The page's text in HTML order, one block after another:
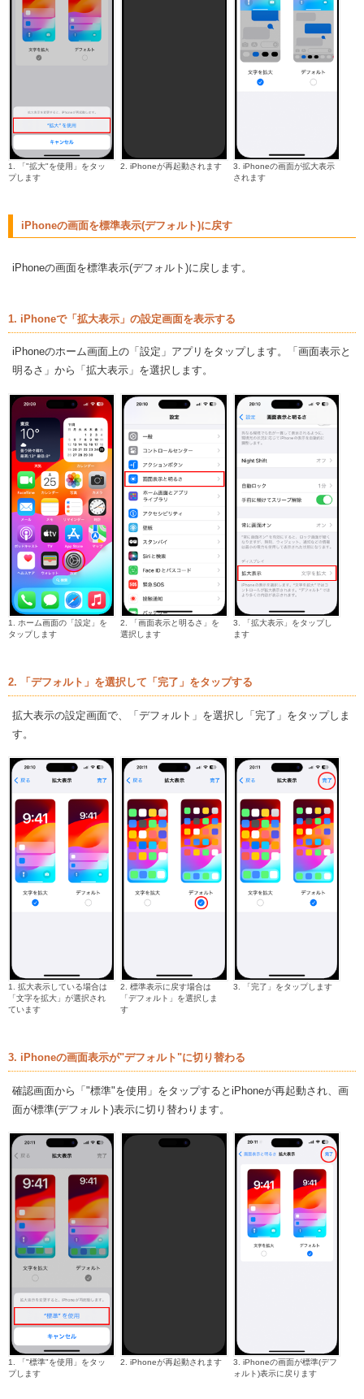
1. 「"拡大"を使用」をタッ
プします
2. iPhoneが再起動されます
3. iPhoneの画面が拡大表示
されます
iPhoneの画面を標準表示(デフォルト)に戻す
iPhoneの画面を標準表示(デフォルト)に戻します。
1. iPhoneで「拡大表示」の設定画面を表示する
iPhoneのホーム画面上の「設定」アプリをタップします。「画面表示と
明るさ」から「拡大表示」を選択します。
1. ホーム画面の「設定」を
タップします
2. 「画面表示と明るさ」を
選択します
3. 「拡大表示」をタップし
ます
2. 「デフォルト」を選択して「完了」をタップする
拡大表示の設定画面で、「デフォルト」を選択し「完了」をタップしま
す。
1. 拡大表示している場合は
「文字を拡大」が選択され
ています
2. 標準表示に戻す場合は
「デフォルト」を選択しま
す
3. 「完了」をタップします
3. iPhoneの画面表示が"デフォルト"に切り替わる
確認画面から「"標準"を使用」をタップするとiPhoneが再起動され、画
面が標準(デフォルト)表示に切り替わります。
1. 「"標準"を使用」をタッ
プします
2. iPhoneが再起動されます
3. iPhoneの画面が標準(デフ
ォルト)表示に戻ります